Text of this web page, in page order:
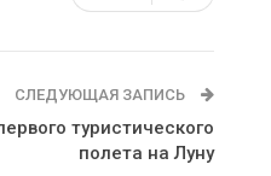
СЛЕДУЮЩАЯ ЗАПИСЬ
туристического
полета на Луну